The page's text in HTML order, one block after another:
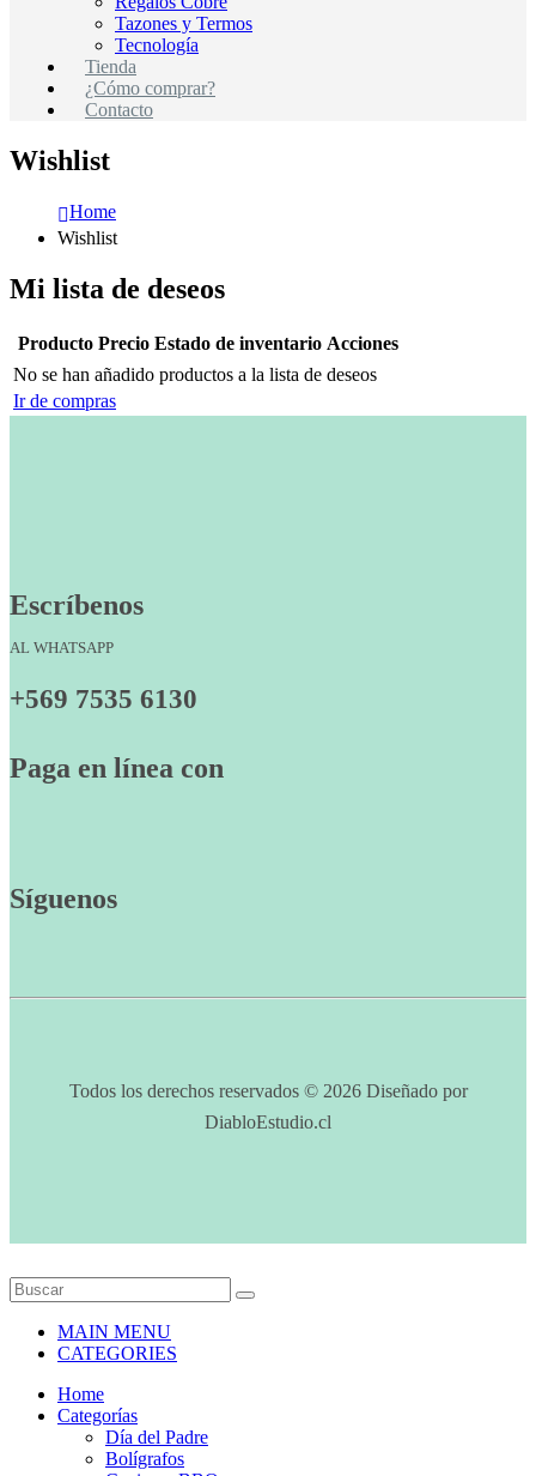
Tazones y Termos
Tecnología
Tienda
¿Cómo comprar?
Contacto
Wishlist
Home
Wishlist
Mi lista de deseos
Producto Precio Estado de inventario Acciones
No se han añadido productos a la lista de deseos
Ir de compras
Escríbenos
AL WHATSAPP
+569 7535 6130
Paga en línea con
Síguenos
Todos los derechos reservados © 2026 Diseñado por
DiabloEstudio.cl
MAIN MENU
CATEGORIES
Home
Categorías
Día del Padre
Bolígrafos